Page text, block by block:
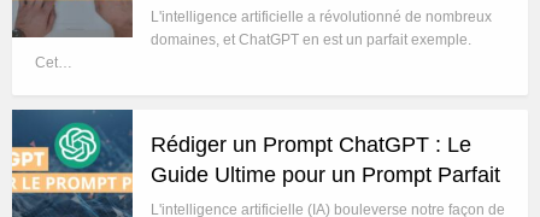
L'intelligence artificielle a révolutionné de nombreux
domaines, et ChatGPT en est un parfait exemple.
Cet…
Rédiger un Prompt ChatGPT : Le
Guide Ultime pour un Prompt Parfait
L'intelligence artificielle (IA) bouleverse notre façon de